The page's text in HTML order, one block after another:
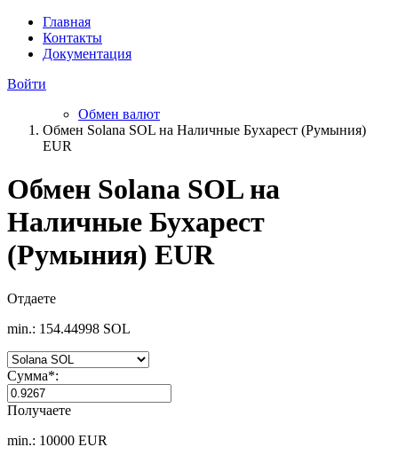
Главная
Контакты
Документация
Войти
Обмен валют
Обмен Solana SOL на Наличные Бухарест (Румыния)
EUR
Обмен Solana SOL на
Наличные Бухарест
(Румыния) EUR
Отдаете
min.: 154.44998 SOL
Сумма*:
Получаете
min.: 10000 EUR